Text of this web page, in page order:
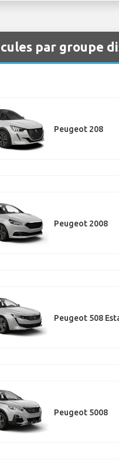
par groupe
Peugeot 208
Peugeot 2008
Peugeot 508
Peugeot 5008